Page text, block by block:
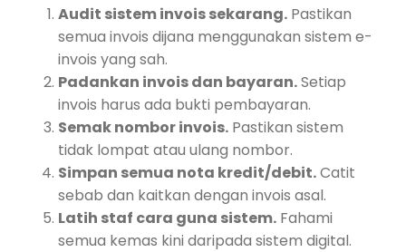
Audit sistem invois sekarang. Pastikan
semua invois dijana menggunakan sistem e-
invois yang sah.
Padankan invois dan bayaran.Setiap
invois harus ada bukti pembayaran.
Semak nombor invois. Pastikan sistem
tidak lompat atau ulang nombor.
Simpan semua nota kredit/debit.Catit
sebab dan kaitkan dengan invois asal.
Latih staf cara guna sistem. Fahami
semua kemas kini daripada sistem digital.